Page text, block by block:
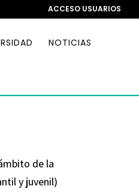
ACCESO USUARIOS
NOTICIAS
de la
y juvenil)